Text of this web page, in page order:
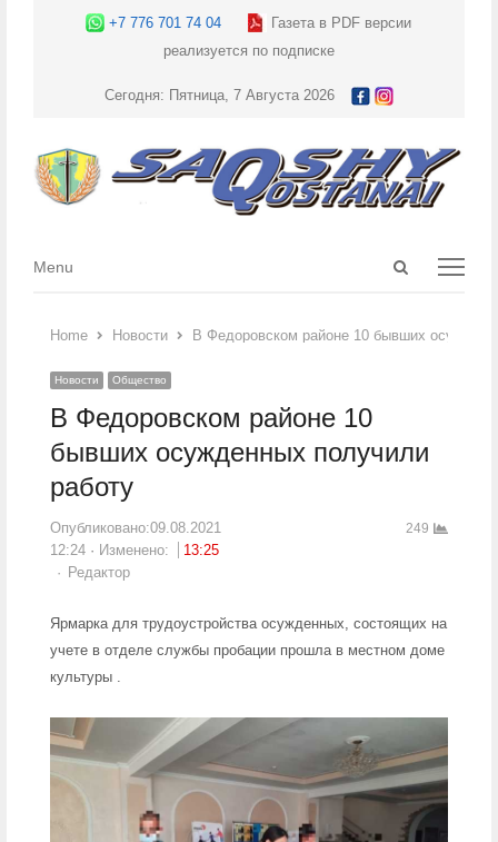
+7 776 701 74 04
Газета в PDF версии
реализуется по подписке
Сегодня: Пятница, 7 Августа 2026
Open
Menu
Menu
Home Новости В Федоровском районе 10 бывших
Новости Общество
В Федоровском районе 10
бывших осужденных получили
работу
Опубликовано:09.08.2021
12:24
Изменено:
13:25
Author
Редактор
249
Ярмарка для трудоустройства осужденных, состоящих на
учете в отделе службы пробации прошла в местном доме
культуры .